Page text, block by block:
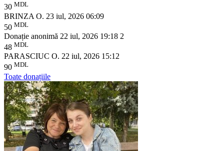
30 MDL
BRINZA O. 23 iul, 2026 06:09
50 MDL
Donație anonimă 22 iul, 2026 19:18 2
48 MDL
PARASCIUC O. 22 iul, 2026 15:12
90 MDL
Toate donațiile